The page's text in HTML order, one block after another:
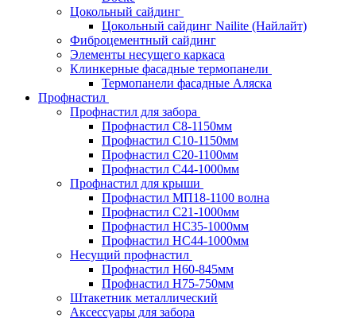
Цокольный сайдинг
Цокольный сайдинг Nailite (Найлайт)
Фиброцементный сайдинг
Элементы несущего каркаса
Клинкерные фасадные термопанели
Термопанели фасадные Аляска
Профнастил
Профнастил для забора
Профнастил С8-1150мм
Профнастил С10-1150мм
Профнастил С20-1100мм
Профнастил С44-1000мм
Профнастил для крыши
Профнастил МП18-1100 волна
Профнастил С21-1000мм
Профнастил HC35-1000мм
Профнастил НС44-1000мм
Несущий профнастил
Профнастил Н60-845мм
Профнастил H75-750мм
Штакетник металлический
Аксессуары для забора